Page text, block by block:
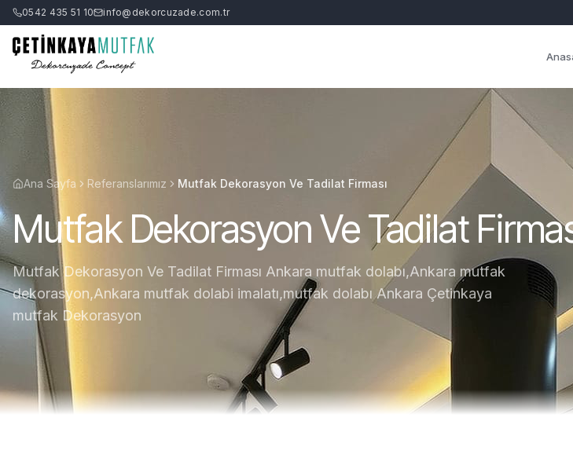
0542 435 51 10 info@dekorcuzade.com.tr
Ana Sayfa Referanslarımız Mutfak Dekorasyon Ve Tadilat Firması
Mutfak Dekorasyon Ve Tadilat
Mutfak Dekorasyon Ve Tadilat Firması Ankara mutfak dolabı,Ankara mutfak
dekorasyon,Ankara mutfak dolabi imalatı,mutfak dolabı Ankara Çetinkaya
mutfak Dekorasyon